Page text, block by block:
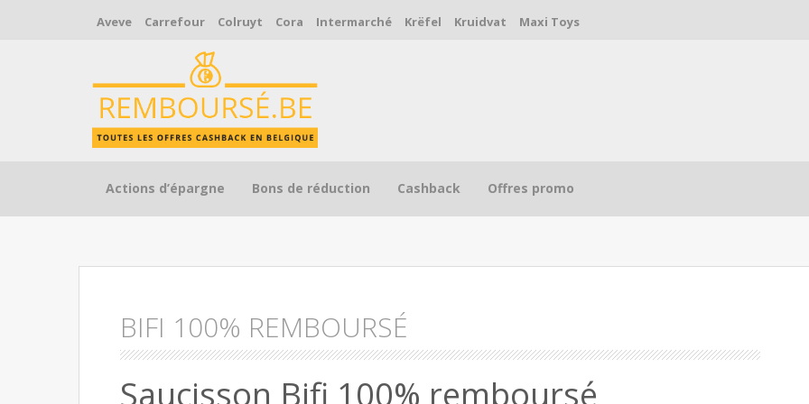
Aveve Carrefour Colruyt Cora Intermarché Krëfel Kruidvat Maxi Toys
Skip to content
Actions d’épargne Bons de réduction Cashback Offres promo
BIFI 100% REMBOURSÉ
Saucisson Bifi 100% remboursé